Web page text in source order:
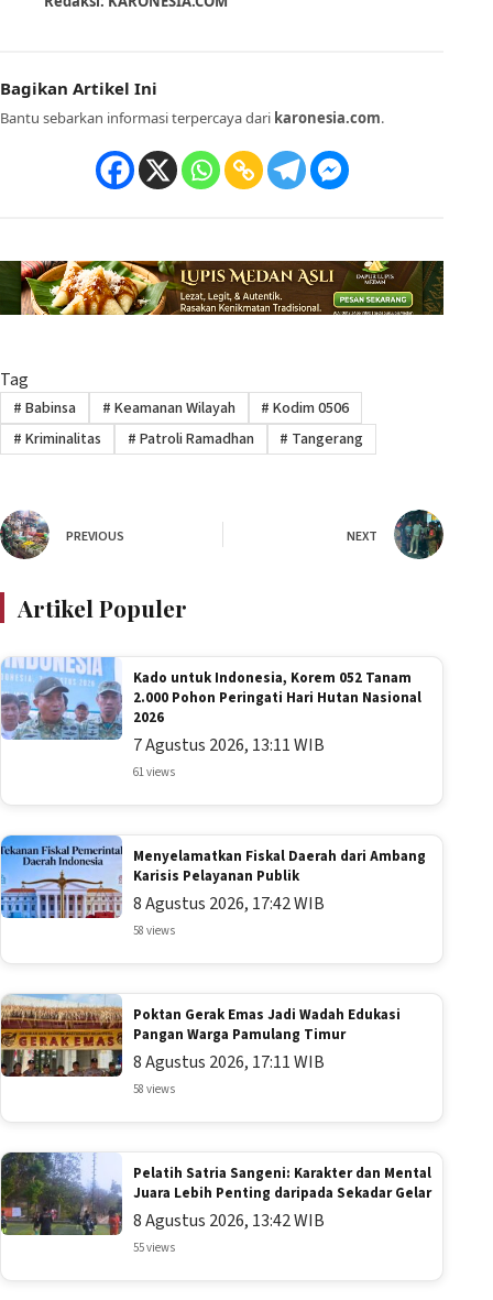
Bagikan Artikel Ini
Bantu sebarkan informasi terpercaya dari karonesia.com.
Tag
# Babinsa # Keamanan Wilayah # Kodim 0506
# Kriminalitas # Patroli Ramadhan # Tangerang
PREVIOUS NEXT
Artikel Populer
Kado untuk Indonesia, Korem 052 Tanam
2.000 Pohon Peringati Hari Hutan Nasional
2026
7 Agustus 2026, 13:11 WIB
61 views
Menyelamatkan Fiskal Daerah dari Ambang
Karisis Pelayanan Publik
8 Agustus 2026, 17:42 WIB
58 views
Poktan Gerak Emas Jadi Wadah Edukasi
Pangan Warga Pamulang Timur
8 Agustus 2026, 17:11 WIB
58 views
Pelatih Satria Sangeni: Karakter dan Mental
Juara Lebih Penting daripada Sekadar Gelar
8 Agustus 2026, 13:42 WIB
55 views